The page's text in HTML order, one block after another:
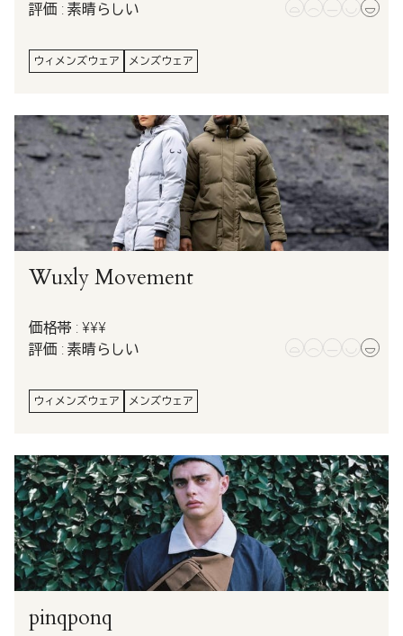
評価 : 素晴らしい
ウィメンズウェア メンズウェア
Wuxly Movement
価格帯 : ¥¥¥
評価 : 素晴らしい
ウィメンズウェア メンズウェア
pinqponq